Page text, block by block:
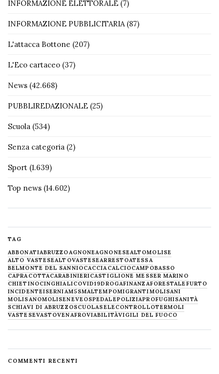
INFORMAZIONE ELETTORALE (7)
INFORMAZIONE PUBBLICITARIA(87)
L'attacca Bottone (207)
L'Eco cartaceo (37)
News (42.668)
PUBBLIREDAZIONALE (25)
Scuola (534)
Senza categoria (2)
Sport (1.639)
Top news (14.602)
TAG
ABBONATIABRUZZOAGNONEAGNONESEALTOMOLISE
ALTO VASTESEALTOVASTESEARRESTOATESSA
BELMONTE DEL SANNIOCACCIACALCIOCAMPOBASSO
CAPRACOTTACARABINIERICASTIGLIONE MESSER MARINO
CHIETINOCINGHIALICOVID19DROGAFINANZAFORESTALE FURTO
INCIDENTEISERNIAM5SMALTEMPOMIGRANTIMOLISANI
MOLISANOMOLISENEVE OSPEDALEPOLIZIAPROFUGHISANITÀ
SCHIAVI DI ABRUZZOSCUOLASELECONTROLLOTERMOLI
VASTESEVASTOVENAFROVIABILITÀVIGILI DEL FUOCO
COMMENTI RECENTI